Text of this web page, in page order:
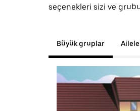
seçenekleri sizi ve
Büyük gruplar